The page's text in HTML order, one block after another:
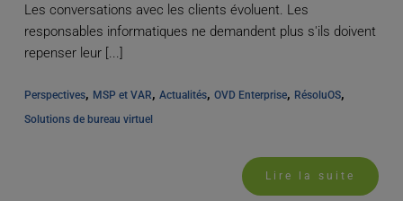
Les conversations avec les clients évoluent. Les
responsables informatiques ne demandent plus s'ils doivent
repenser leur [...]
Perspectives, MSP et VAR, Actualités, OVD Enterprise, RésoluOS
Solutions de bureau virtuel
Lire la suite